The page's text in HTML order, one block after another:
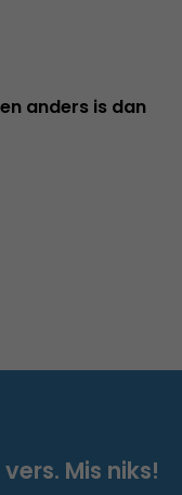
anders is dan
Mis niks!